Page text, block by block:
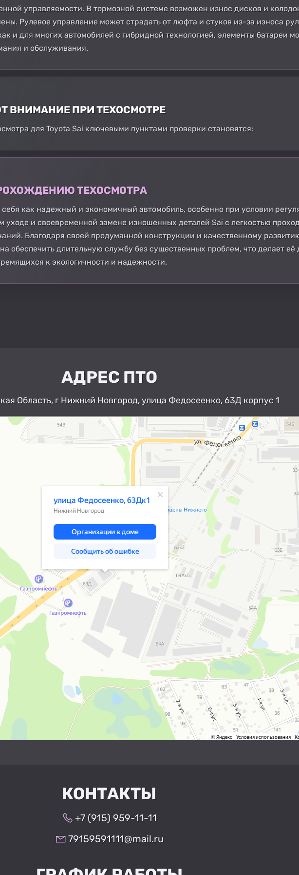
управляемости. В тормозной системе возможен износ дисков и
Рулевое управление может страдать от люфта и стуков из-за износа
и для многих автомобилей с гибридной технологией, элементы батареи
и обслуживания.
ВНИМАНИЕ ПРИ ТЕХОСМОТРЕ
для Toyota Sai ключевыми пунктами проверки становятся:
ТЕХОСМОТРА
как надежный и экономичный автомобиль, особенно при условии
и своевременной замене изношенных деталей Sai с легкостью
Благодаря своей продуманной конструкции и качественному
обеспечить длительную службу без существенных проблем, что делает
к экологичности и надежности.
АДРЕС ПТО
Область, г Нижний Новгород, улица Федосеенко, 63Д корпус 1
Нижний Новгород
Улица Федосеенко, 63Дк1 — Яндекс Карты
КОНТАКТЫ
+7 (915) 959-11-11
79159591111@mail.ru